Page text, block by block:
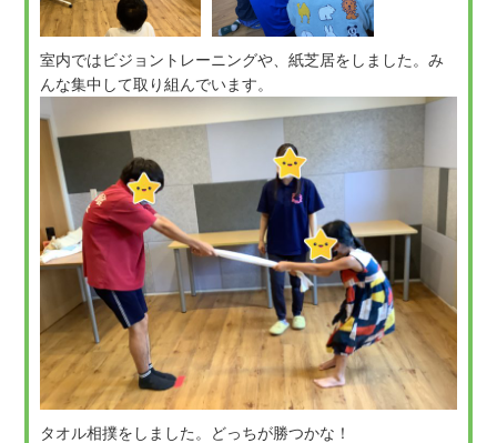
室内ではビジョントレーニングや、紙芝居をしました。み
んな集中して取り組んでいます。
タオル相撲をしました。どっちが勝つかな！